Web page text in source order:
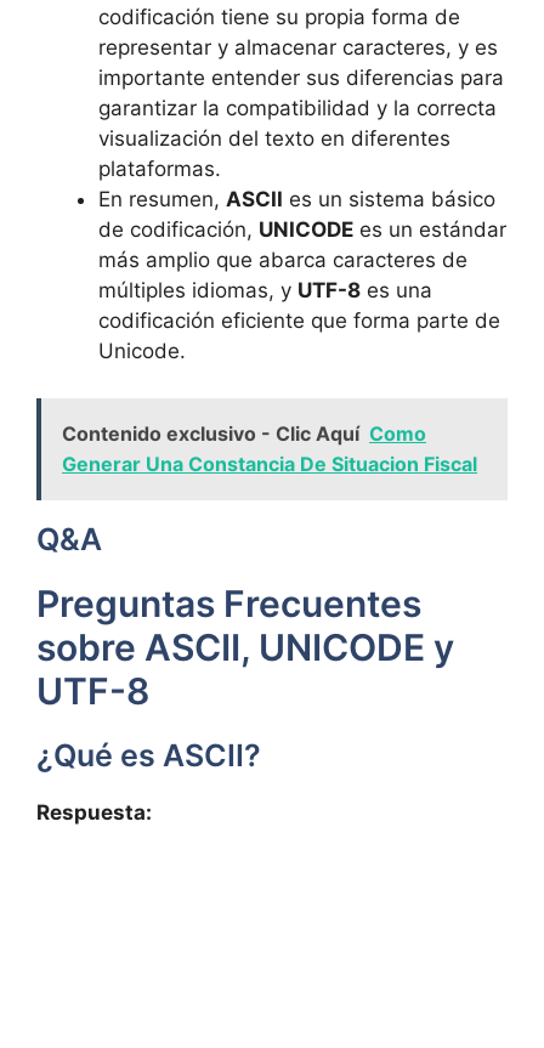
codificación tiene su​ propia⁢ forma de
representar y almacenar caracteres, y es
importante entender sus diferencias ⁤para
garantizar la compatibilidad y‌ la correcta
visualización del texto en diferentes
plataformas.
En ‍resumen, ASCII es ‌un ​sistema básico⁤
de⁢ codificación, UNICODE es un estándar
más amplio que abarca caracteres de
múltiples idiomas, y UTF-8 es una
codificación‍ eficiente que forma parte de
Unicode.
Contenido exclusivo - Clic Aquí Como
Generar Una Constancia De Situacion Fiscal
Q&A
Preguntas Frecuentes
⁣sobre ASCII, UNICODE y
UTF-8
¿Qué es ASCII?
Respuesta: